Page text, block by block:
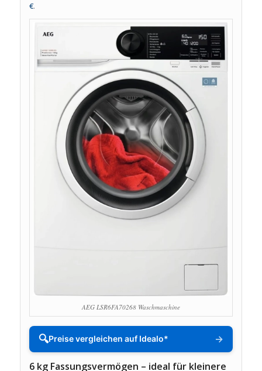
€.
AEG LSR6FA70268 Waschmaschine
🔍Preise vergleichen auf Idealo* →
6 kg Fassungsvermögen – ideal für kleinere